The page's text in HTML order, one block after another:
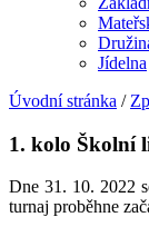
Jídelna
Úvodní stránka /
1. kolo Školní
Dne 31. 10. 2022
turnaj proběhne